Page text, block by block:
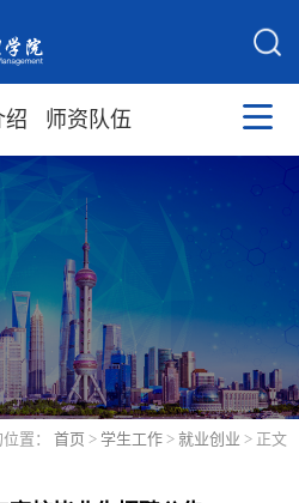
绍 师资队伍
置： 首页 > 学生工作 > 就业创业 > 正文